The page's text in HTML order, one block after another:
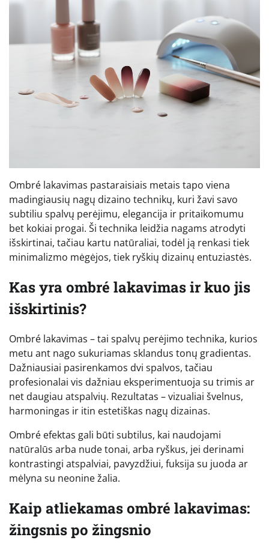
Ombré lakavimas pastaraisiais metais tapo viena
madingiausių nagų dizaino technikų, kuri žavi savo
subtiliu spalvų perėjimu, elegancija ir pritaikomumu
bet kokiai progai. Ši technika leidžia nagams atrodyti
išskirtinai, tačiau kartu natūraliai, todėl ją renkasi tiek
minimalizmo mėgėjos, tiek ryškių dizainų entuziastės.
Kas yra ombré lakavimas ir kuo jis
išskirtinis?
Ombré lakavimas – tai spalvų perėjimo technika, kurios
metu ant nago sukuriamas sklandus tonų gradientas.
Dažniausiai pasirenkamos dvi spalvos, tačiau
profesionalai vis dažniau eksperimentuoja su trimis ar
net daugiau atspalvių. Rezultatas – vizualiai švelnus,
harmoningas ir itin estetiškas nagų dizainas.
Ombré efektas gali būti subtilus, kai naudojami
natūralūs arba nude tonai, arba ryškus, jei derinami
kontrastingi atspalviai, pavyzdžiui, fuksija su juoda ar
mėlyna su neonine žalia.
Kaip atliekamas ombré lakavimas:
žingsnis po žingsnio